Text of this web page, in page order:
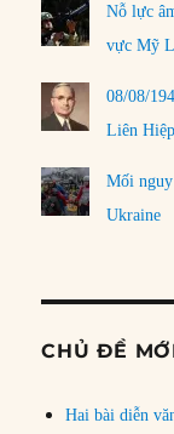
Nỗ lực
vực Mỹ
08/08/
Liên
Mối
Ukraine
CHỦ ĐỀ
Hai bài diễn